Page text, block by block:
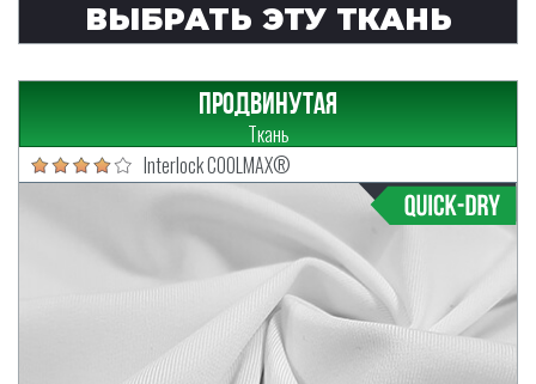
ВЫБРАТЬ ЭТУ ТКАНЬ
Продвинутая
Ткань
Interlock COOLMAX®